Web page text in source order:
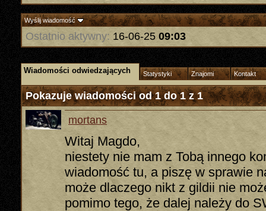
Wyślij wiadomość
Ostatnio aktywny: 16-06-25 09:03
Wiadomości odwiedzających Statystyki Znajomi Kontakt
Pokazuje wiadomości od 1 do1z1
mortans
Witaj Magdo,
niestety nie mam z Tobą innego
wiadomość tu, a piszę w sprawie
może dlaczego nikt z gildii nie
pomimo tego, że dalej należy do